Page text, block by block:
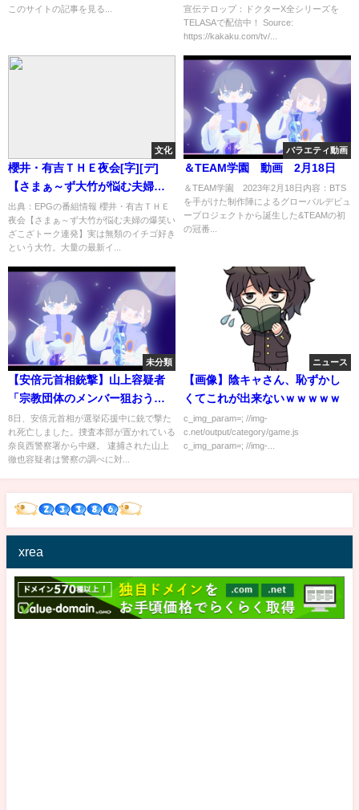
「...
このサイトの記事を見る...
日）
宣伝テロップ：ドクターX全シリーズを
TELASAで配信中！ Source:
https://kakaku.com/tv/...
文化
櫻井・有吉ＴＨＥ夜会[字][デ]
【さまぁ～ず大竹が悩む夫婦の
爆笑いざこざトーク連発】…の
番組内容解析まとめ
出典：EPGの番組情報 櫻井・有吉ＴＨＥ
夜会【さまぁ～ず大竹が悩む夫婦の爆笑い
ざこざトーク連発】実は無類のイチゴ好き
という大竹。大量の最新イ...
バラエティ動画
＆TEAM学園 動画 2月18日
＆TEAM学園 2023年2月18日内容：BTS
を手がけた制作陣によるグローバルデビュ
ープロジェクトから誕生した&TEAMの初
の冠番...
未分類
【安倍元首相銃撃】山上容疑者
「宗教団体のメンバー狙おうと
したが難しいと思い、安倍元首
相を狙った」 元勤務先では
「礼儀正しく、内気で無口」な
8日、安倍元首相が選挙応援中に銃で撃た
れ死亡しました。捜査本部が置かれている
奈良西警察署から中継。 逮捕された山上
徹也容疑者は警察の調べに対...
ニュース
【画像】陰キャさん、恥ずかし
くてこれが出来ないｗｗｗｗｗ
c_img_param=; //img-
c.net/output/category/game.js
c_img_param=; //img-...
xrea